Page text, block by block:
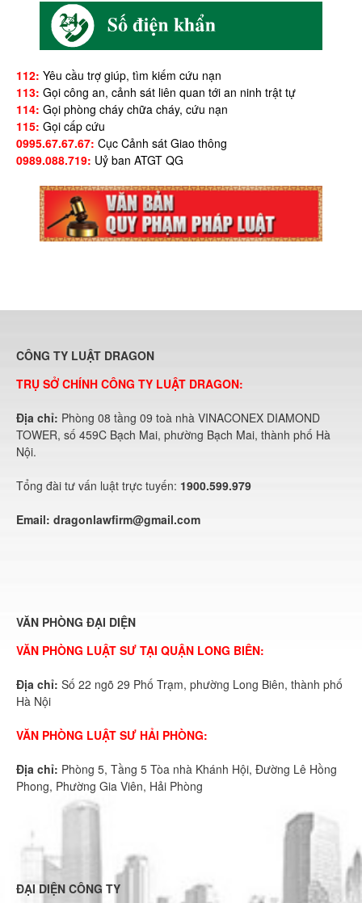
112: Yêu cầu trợ giúp, tìm kiếm cứu nạn
113: Gọi công an, cảnh sát liên quan tới an ninh trật tự
114: Gọi phòng cháy chữa cháy, cứu nạn
115: Gọi cấp cứu
0995.67.67.67: Cục Cảnh sát Giao thông
0989.088.719: Uỷ ban ATGT QG
CÔNG TY LUẬT DRAGON
TRỤ SỞ CHÍNH CÔNG TY LUẬT DRAGON:
Địa chỉ: Phòng 08 tầng 09 toà nhà VINACONEX DIAMOND
TOWER, số 459C Bạch Mai, phường Bạch Mai, thành phố Hà
Nội.
Tổng đài tư vấn luật trực tuyến: 1900.599.979
Email: dragonlawfirm@gmail.com
VĂN PHÒNG ĐẠI DIỆN
VĂN PHÒNG LUẬT SƯ TẠI QUẬN LONG BIÊN:
Địa chỉ: Số 22 ngõ 29 Phố Trạm, phường Long Biên, thành phố
Hà Nội
VĂN PHÒNG LUẬT SƯ HẢI PHÒNG:
Địa chỉ: Phòng 5, Tầng 5 Tòa nhà Khánh Hội, Đường Lê Hồng
Phong, Phường Gia Viên, Hải Phòng
ĐẠI DIỆN CÔNG TY